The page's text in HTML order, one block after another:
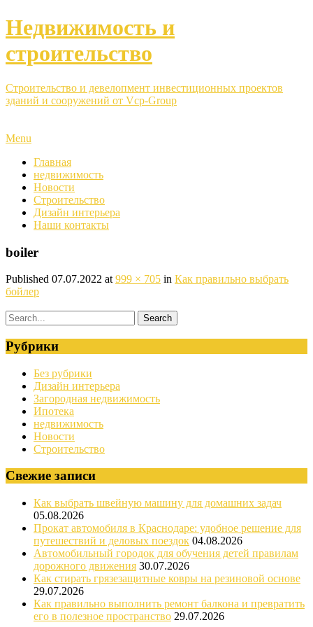
Недвижимость и
строительство
Строительство и девелопмент инвестиционных проектов
зданий и сооружений от Vcp-Group
Menu
Главная
недвижимость
Новости
Строительство
Дизайн интерьера
Наши контакты
boiler
Published 07.07.2022 at 999 × 705 in Как правильно выбрать
бойлер
Рубрики
Без рубрики
Дизайн интерьера
Загородная недвижимость
Ипотека
недвижимость
Новости
Строительство
Свежие записи
Как выбрать швейную машину для домашних задач
05.08.2026
Прокат автомобиля в Краснодаре: удобное решение для
путешествий и деловых поездок 04.08.2026
Автомобильный городок для обучения детей правилам
дорожного движения 30.07.2026
Как стирать грязезащитные ковры на резиновой основе
29.07.2026
Как правильно выполнить ремонт балкона и превратить
его в полезное пространство 29.07.2026